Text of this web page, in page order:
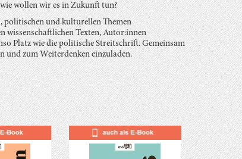
wollen wir es in Zukunft tun?
politischen und kulturellen Themen
wissenschaftlichen Texten, Autor:innen
Platz wie die politische Streitschrift. Gemeinsam
und zum Weiterdenken einzuladen.